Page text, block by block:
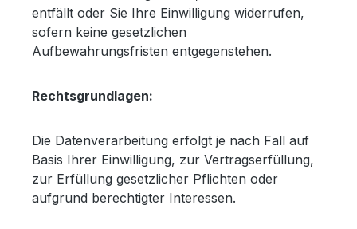
entfällt oder Sie Ihre Einwilligung widerrufen,
sofern keine gesetzlichen
Aufbewahrungsfristen entgegenstehen.
Rechtsgrundlagen:
Die Datenverarbeitung erfolgt je nach Fall auf
Basis Ihrer Einwilligung, zur Vertragserfüllung,
zur Erfüllung gesetzlicher Pflichten oder
aufgrund berechtigter Interessen.